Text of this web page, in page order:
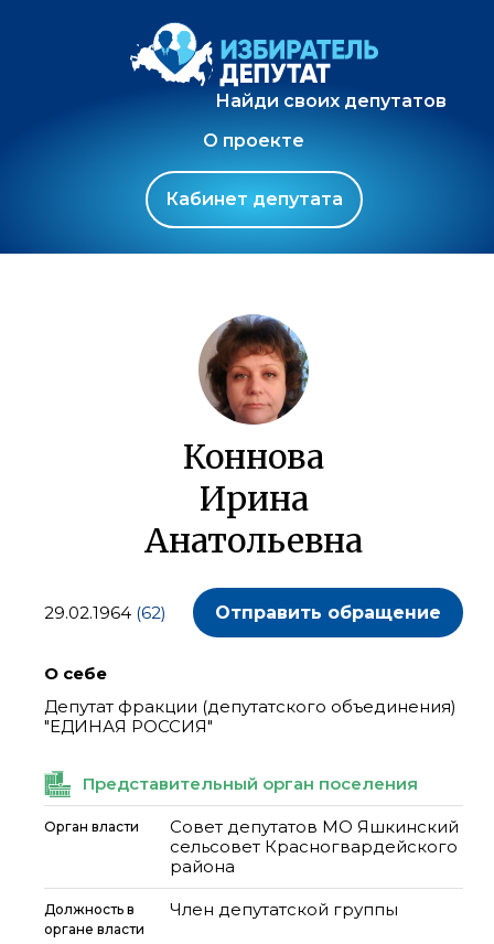
Найди своих депутатов
О проекте
Кабинет депутата
Коннова
Ирина
Анатольевна
29.02.1964 (62) Отправить обращение
О себе
Депутат фракции (депутатского объединения)
"ЕДИНАЯ РОССИЯ"
Представительный орган поселения
Орган власти
Совет депутатов МО Яшкинский
сельсовет Красногвардейского
района
Должность в
органе власти
Член депутатской группы